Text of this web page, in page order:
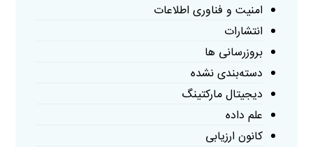
امنیت و فناوری اطلاعات
انتشارات
بروزرسانی ها
دسته‌بندی نشده
دیجیتال مارکتینگ
علم داده
کانون ارزیابی